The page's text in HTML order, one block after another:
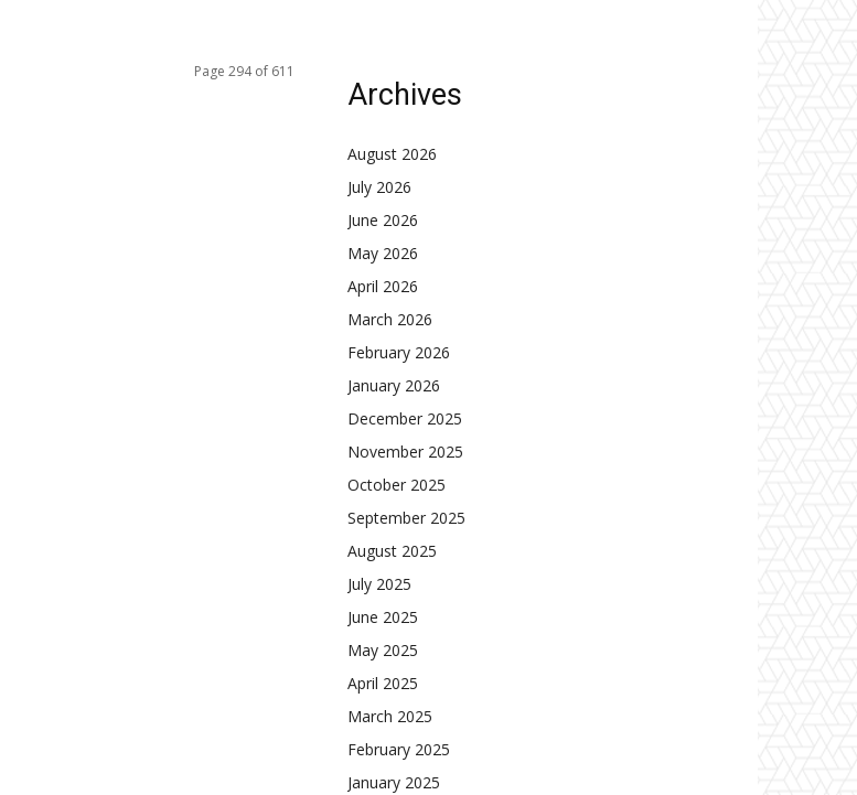
Page 294 of 611
Archives
August 2026
July 2026
June 2026
May 2026
April 2026
March 2026
February 2026
January 2026
December 2025
November 2025
October 2025
September 2025
August 2025
July 2025
June 2025
May 2025
April 2025
March 2025
February 2025
January 2025